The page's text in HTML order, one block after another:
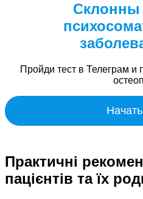
Пройди тест в Телеграм и
Практичні
пацієнтів та їх